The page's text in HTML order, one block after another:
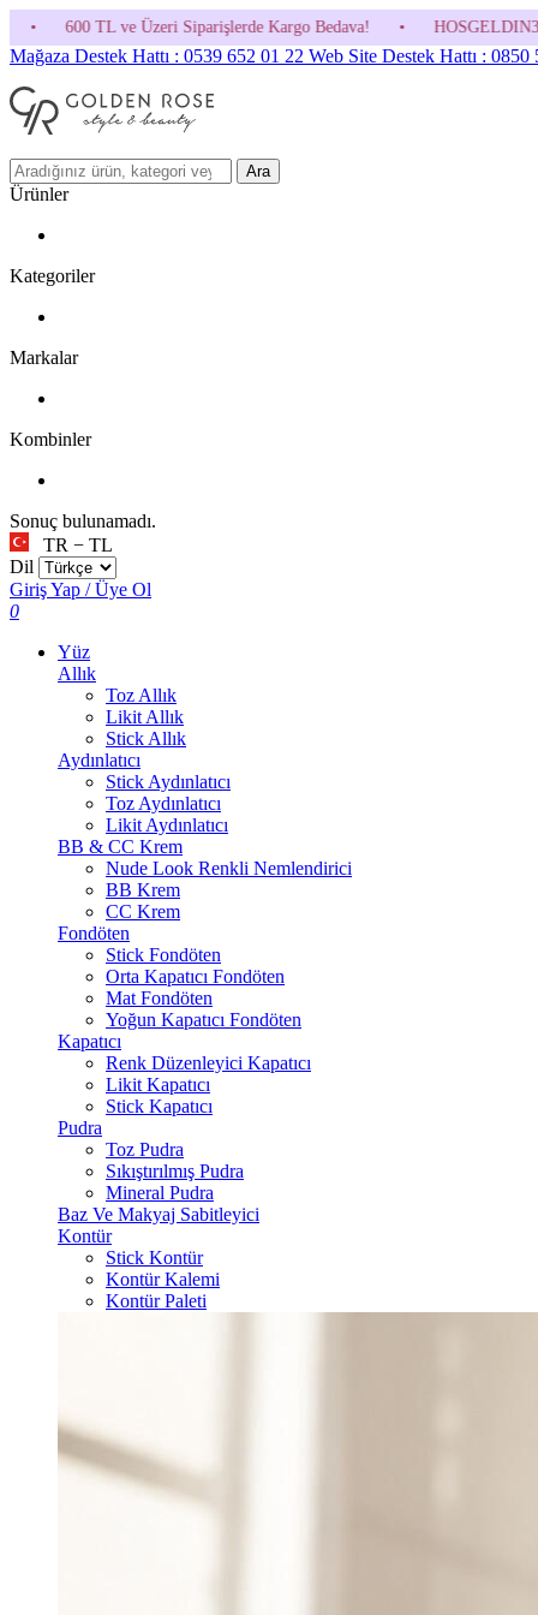
Üzeri Siparişlerde Kargo Bedava! • HOSGELDIN30 Kodunu
Mağaza Destek Hattı : 0539 652 01 22 Web Site Destek Hattı : 0850
Ara
Ürünler
Kategoriler
Markalar
Kombinler
Sonuç bulunamadı.
TR − TL
Dil
Giriş Yap / Üye Ol
0
Yüz
Allık
Toz Allık
Likit Allık
Stick Allık
Aydınlatıcı
Stick Aydınlatıcı
Toz Aydınlatıcı
Likit Aydınlatıcı
BB & CC Krem
Nude Look Renkli Nemlendirici
BB Krem
CC Krem
Fondöten
Stick Fondöten
Orta Kapatıcı Fondöten
Mat Fondöten
Yoğun Kapatıcı Fondöten
Kapatıcı
Renk Düzenleyici Kapatıcı
Likit Kapatıcı
Stick Kapatıcı
Pudra
Toz Pudra
Sıkıştırılmış Pudra
Mineral Pudra
Baz Ve Makyaj Sabitleyici
Kontür
Stick Kontür
Kontür Kalemi
Kontür Paleti